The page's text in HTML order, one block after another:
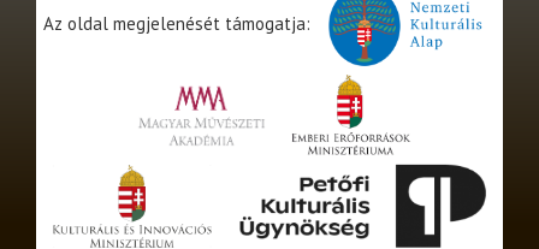
Az oldal megjelenését támogatja: